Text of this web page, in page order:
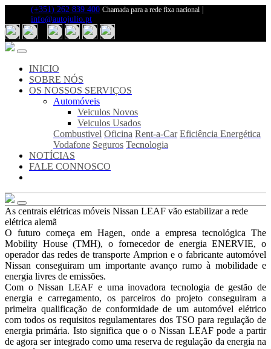
(+351) 262 839 400 Chamada para a rede fixa nacional
info@autojulio.pt
INICIO
SOBRE NÓS
OS NOSSOS SERVIÇOS
Automóveis
Veiculos Novos
Veiculos Usados
Combustivel Oficina Rent-a-Car Eficiência Energética
Vodafone Seguros Tecnologia
NOTÍCIAS
FALE CONNOSCO
Inicio
Sobre
Notícias
Fale
Connosco
Serviços
Veiculos
Novos
Veiculos
Rent-
a-
Eficiência
Energética
Vodafone
Seguros
Tecnologia
As centrais elétricas móveis Nissan LEAF vão estabilizar a rede
elétrica alemã
O futuro começa em Hagen, onde a empresa tecnológica The
Mobility House (TMH), o fornecedor de energia ENERVIE, o
operador das redes de transporte Amprion e o fabricante automóvel
Nissan conseguiram um importante avanço rumo à mobilidade e
energia livres de emissões.
Com o Nissan LEAF e uma inovadora tecnologia de gestão de
energia e carregamento, os parceiros do projeto conseguiram a
primeira qualificação de conformidade de um automóvel elétrico
com todos os requisitos regulamentares dos TSO para regulação de
energia primária. Isto significa que o o Nissan LEAF pode a partir
de agora ser integrado como uma reserva de regulação da energia na